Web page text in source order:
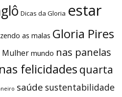
Dicas da Gloria estar
as malas Gloria Pires
Mulher mundo nas panelas
felicidades quarta
saúde sustentabilidade